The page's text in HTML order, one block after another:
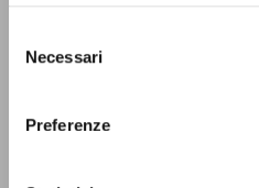
delNecessari
Preferenze